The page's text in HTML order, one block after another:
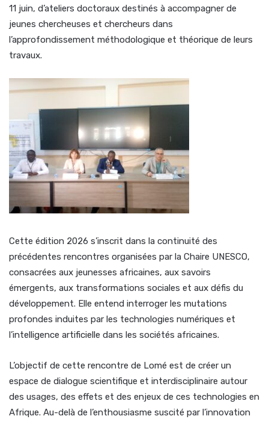
11 juin, d’ateliers doctoraux destinés à accompagner de
jeunes chercheuses et chercheurs dans
l’approfondissement méthodologique et théorique de leurs
travaux.
Cette édition 2026 s’inscrit dans la continuité des
précédentes rencontres organisées par la Chaire UNESCO,
consacrées aux jeunesses africaines, aux savoirs
émergents, aux transformations sociales et aux défis du
développement. Elle entend interroger les mutations
profondes induites par les technologies numériques et
l’intelligence artificielle dans les sociétés africaines.
L’objectif de cette rencontre de Lomé est de créer un
espace de dialogue scientifique et interdisciplinaire autour
des usages, des effets et des enjeux de ces technologies en
Afrique. Au-delà de l’enthousiasme suscité par l’innovation